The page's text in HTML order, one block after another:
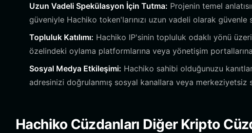
Uzun Vadeli Spekülasyon İçin Tutma: Projenin temel
güveniyle Hachiko token'larınızı uzun vadeli olarak güvenle
Topluluk Katılımı: Hachiko IP'sinin topluluk odaklı yönü
özelindeki oylama platformlarına veya yönetişim portallarına
Sosyal Medya Etkileşimi: Hachiko sahibi olduğunuzu
adresinizi doğrulanmış sosyal kanallara veya merkeziyetsiz
Hachiko Cüzdanları Diğer Kripto